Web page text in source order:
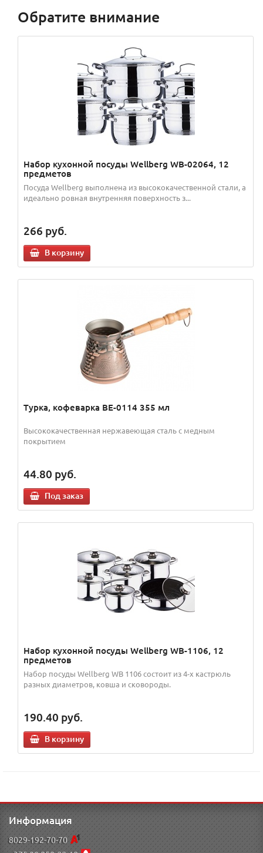
Обратите внимание
Набор кухонной посуды Wellberg WB-02064, 12
предметов
Посуда Wellberg выполнена из высококачественной стали, а
идеально ровная внутренняя поверхность з...
266 руб.
В корзину
Турка, кофеварка ВЕ-0114 355 мл
Высококачественная нержавеющая сталь с медным
покрытием
44.80 руб.
Под заказ
Набор кухонной посуды Wellberg WB-1106, 12
предметов
Набор посуды Wellberg WB 1106 состоит из 4-х кастрюль
разных диаметров, ковша и сковороды.
190.40 руб.
В корзину
Информация
8029-192-70-70